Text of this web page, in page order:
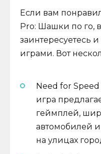
Если вам
Pro: Шашки по го,
заинтересуетесь
играми. Вот
Need for Speed
игра
геймплей,
автомобилей
на улицах